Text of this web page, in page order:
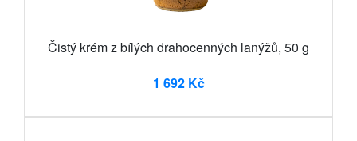
Čistý krém z bílých drahocenných lanýžů, 50 g
1 692 Kč